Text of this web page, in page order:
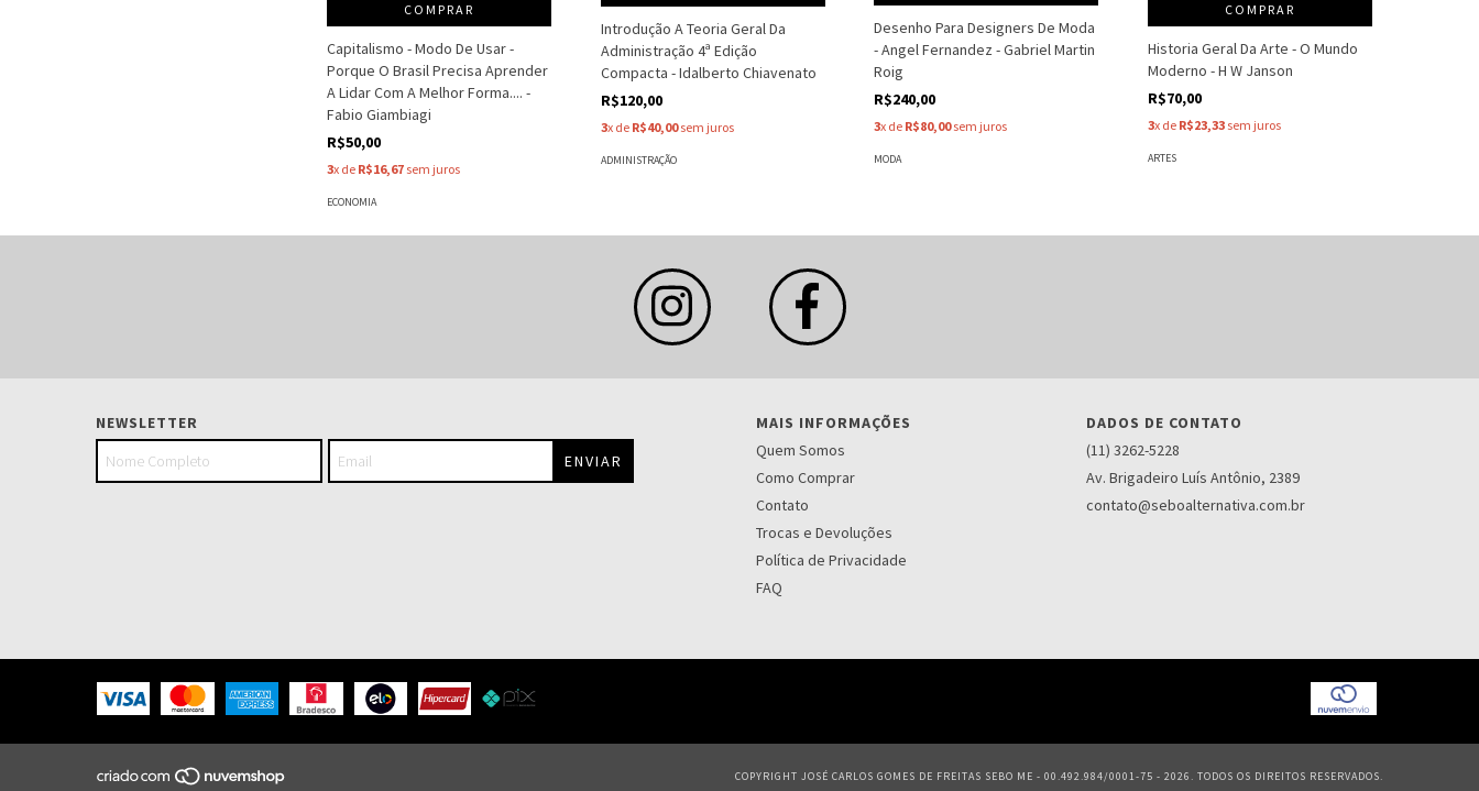
COMPRAR
Capitalismo - Modo De Usar -
Porque O Brasil Precisa Aprender
A Lidar Com A Melhor Forma.... -
Fabio Giambiagi
R$50,00
3x de R$16,67 sem juros
ECONOMIA
Introdução A Teoria Geral Da
Administração 4ª Edição
Compacta - Idalberto Chiavenato
R$120,00
3x de R$40,00sem juros
ADMINISTRAÇÃO
Desenho Para Designers De Moda
- Angel Fernandez - Gabriel Martin
Roig
R$240,00
3x de R$80,00sem juros
MODA
COMPRAR
Historia Geral Da Arte - O Mundo
Moderno - H W Janson
R$70,00
3x de R$23,33 sem juros
ARTES
NEWSLETTER
MAIS INFORMAÇÕES
Quem Somos
Como Comprar
Contato
Trocas e Devoluções
Política de Privacidade
FAQ
DADOS DE CONTATO
(11) 3262-5228
Av. Brigadeiro Luís Antônio, 2389
contato@seboalternativa.com.br
COPYRIGHT JOSÉ CARLOS GOMES DE FREITAS SEBO ME - 00.492.984/0001-75 - 2026. TODOS OS DIREITOS RESERVADOS.